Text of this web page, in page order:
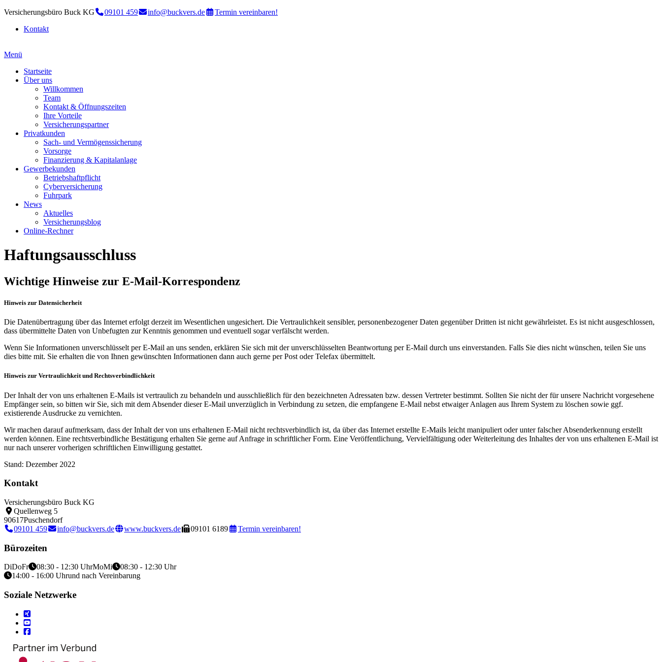
Versicherungsbüro Buck KG 09101 459 info@buckvers.de
Termin vereinbaren!
Kontakt
Menü
Startseite
Über uns
Willkommen
Team
Kontakt & Öffnungszeiten
Ihre Vorteile
Versicherungspartner
Privatkunden
Sach- und Vermögenssicherung
Vorsorge
Finanzierung & Kapitalanlage
Gewerbekunden
Betriebshaftpflicht
Cyberversicherung
Fuhrpark
News
Aktuelles
Versicherungsblog
Online-Rechner
Haftungsausschluss
Wichtige Hinweise zur E-Mail-Korrespondenz
Hinweis zur Datensicherheit
Die Daten­übertragung über das Internet erfolgt derzeit im Wesent­lichen ungesichert. Die Vertraulich­keit sensibler, personen­bezogener Daten gegen­über Dritten ist nicht gewähr­leistet. Es ist nicht aus­geschlossen,
dass über­mittelte Daten von Unbefugten zur Kenntnis genommen und eventuell sogar verfälscht werden.
Wenn Sie Informationen unver­schlüsselt per E-Mail an uns senden, erklären Sie sich mit der unver­schlüsselten Beant­wortung per E-Mail durch uns einver­standen. Falls Sie dies nicht wünschen, teilen Sie uns
dies bitte mit. Sie erhalten die von Ihnen gewünschten Informa­tionen dann auch gerne per Post oder Telefax über­mittelt.
Hinweis zur Vertraulichkeit und Rechtsverbindlichkeit
Der Inhalt der von uns erhaltenen E-Mails ist vertraulich zu behandeln und ausschließlich für den bezeichneten Adressaten bzw. dessen Vertreter bestimmt. Sollten Sie nicht der für unsere Nachricht vorgesehene
Empfänger sein, so bitten wir Sie, sich mit dem Absender dieser E-Mail unverzüglich in Verbindung zu setzen, die empfangene E-Mail nebst etwaiger Anlagen aus Ihrem System zu löschen sowie ggf.
existierende Ausdrucke zu vernichten.
Wir machen darauf aufmerksam, dass der Inhalt der von uns erhaltenen E-Mail nicht rechtsverbindlich ist, da über das Internet erstellte E-Mails leicht manipuliert oder unter falscher Absenderkennung erstellt
werden können. Eine rechtsverbindliche Bestätigung erhalten Sie gerne auf Anfrage in schriftlicher Form. Eine Veröffentlichung, Vervielfältigung oder Weiterleitung des Inhaltes der von uns erhaltenen E-Mail ist
nur nach unserer vorherigen schriftlichen Einwilligung gestattet.
Stand: Dezember 2022
Kontakt
Versicherungsbüro Buck KG
Quellenweg 5
90617Puschendorf
09101 459
info@buckvers.de www.buckvers.de 09101 6189 Termin vereinbaren!
Bürozeiten
DiDoFr 08:30 - 12:30 UhrMoMi
08:30 - 12:30 Uhr
14:00 - 16:00 Uhrund nach Vereinbarung
Soziale Netzwerke